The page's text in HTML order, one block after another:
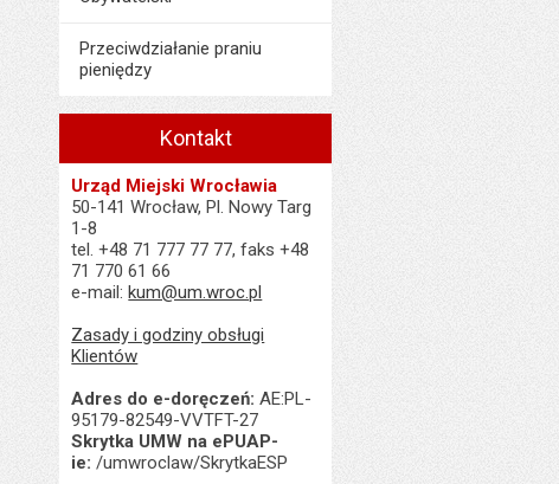
Przeciwdziałanie praniu
pieniędzy
Kontakt
Urząd Miejski Wrocławia
50-141 Wrocław, Pl. Nowy Targ
1-8
tel. +48 71 777 77 77, faks +48
71 770 61 66
e-mail:kum@um.wroc.pl
Zasady i godziny obsługi
Klientów
Adres do e-doręczeń: AE:PL-
95179-82549-VVTFT-27
Skrytka UMW na ePUAP-
ie: /umwroclaw/SkrytkaESP